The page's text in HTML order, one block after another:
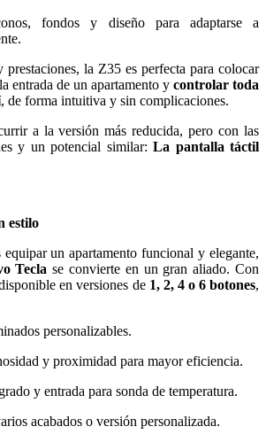
fondos y diseño para adaptarse a
prestaciones, la Z35 es perfecta para colocar
entrada de un apartamento y controlar toda
, de forma intuitiva y sin complicaciones.
a la versión más reducida, pero con las
y un potencial similar: La pantalla táctil
estilo
un apartamento funcional y elegante,
Tecla se convierte en un gran aliado. Con
en versiones de 1, 2, 4 o 6 botones,
personalizables.
y proximidad para mayor eficiencia.
y entrada para sonda de temperatura.
acabados o versión personalizada.